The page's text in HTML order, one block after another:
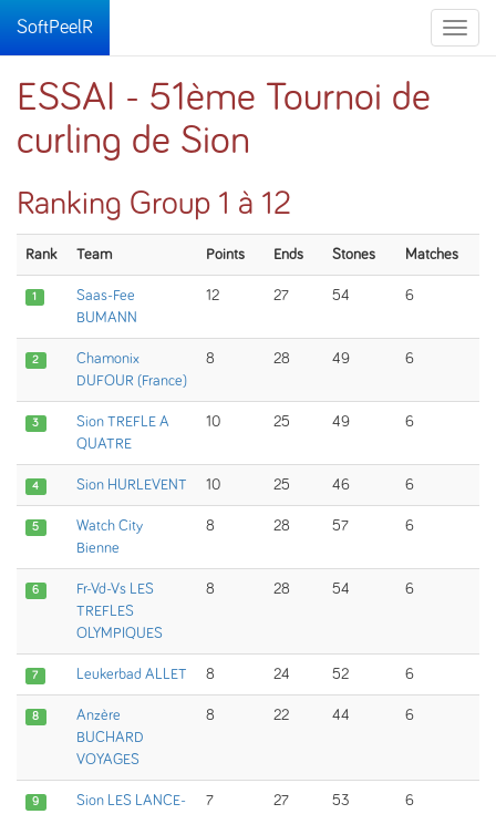
Toggle
SoftPeelR
ESSAI - 51ème Tournoi de
curling de Sion
Ranking Group 1 à 12
Rank Team Points Ends Stones Matches
1
Saas-Fee
BUMANN
12 27 54 6
2
Chamonix
DUFOUR (France)
8 28 49 6
3
Sion TREFLE A
QUATRE
10 25 49 6
4 Sion HURLEVENT 10 25 46 6
5
Watch City
Bienne
8 28 57 6
6
Fr-Vd-Vs LES
TREFLES
OLYMPIQUES
8 28 54 6
7 Leukerbad ALLET 8 24 52 6
8
Anzère
BUCHARD
VOYAGES
8 22 44 6
9
Sion LES LANCE-
7 27 53 6